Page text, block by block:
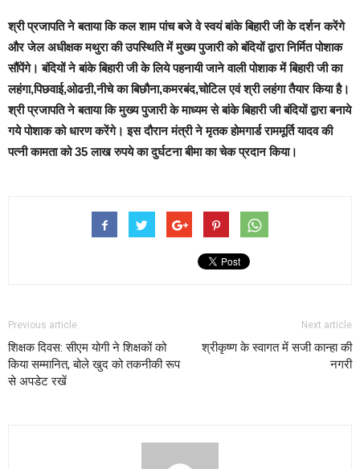
श्री प्रजापति ने बताया कि कल शाम पांच बजे वे स्वयं बांके बिहारी जी के दर्शन करेंगे
और जेल अधीक्षक मथुरा की उपस्थिति में मुख्य पुजारी को बंदियों द्वारा निर्मित पोशाक
सौंपेंगे। बंदियों ने बांके बिहारी जी के लिये पहनायी जाने वाली पोशाक में बिहारी जी का
लहंगा,पिछवाई,ओढऩी,नीचे का बिछौना,कमरबंद,चोटिल एवं श्री लहंगा तैयार किया है।
श्री प्रजापति ने बताया कि मुख्य पुजारी के माध्यम से बांके बिहारी जी बंदियों द्वारा बनाये
गये पोशाक को धारण करेंगे। इस दौरान मंत्री ने मृतक होमगार्ड राममूर्ति यादव की
पत्नी कामता को 35 लाख रुपये का दुर्घटना बीमा का चेक प्रदान किया।
Previous article
शिक्षक दिवस: सीएम योगी ने शिक्षकों को
किया सम्मानित, बोले खुद को तकनीकी रूप
से अपडेट रखें
Next article
श्रीकृष्ण के स्वागत में सजी कान्हा की
नगरी